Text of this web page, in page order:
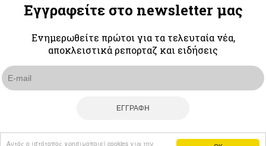
Αυτός ο ιστότοπος χρησιμοποιεί cookies για την
Εγγραφείτε στο newsletter μας
Ενημερωθείτε πρώτοι για τα τελευταία νέα,
αποκλειστικά ρεπορταζ και ειδήσεις